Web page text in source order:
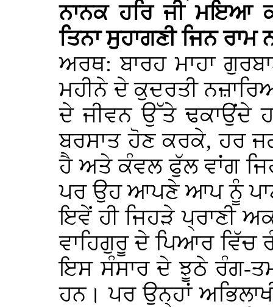
ਨਾਨਕ ਹਰਿ ਜੀ ਮਇਆ
ਤਿਨਾ ਸੁਹਾਗਣੀ ਜਿਨ ਰਾਮ
ਅਰਥ: ਬਾਰਹ ਮਾਹਾ
ਮਹੀਨੇ ਦੇ ਕੁਦਰਤੀ
ਦੇ ਜੀਵਨ ਉੱਤੇ ਢਕਾਉਂਦੇ
ਬਰਸਾਤ ਹੋਣ ਕਰਕੇ, ਹਰ
ਹੈ ਅਤੇ ਕੰਵਲ ਫੁੱਲ ਵਾਂਗ
ਪਰ ਉਹ ਆਪਣੇ ਆਪ ਨੂੰ
ਇਵੇਂ ਹੀ ਜਿਹੜੇ ਪ੍ਰਾਣੀ
ਵਾਹਿਗੁਰੂ ਦੇ ਪਿਆਰ ਵਿੱਚ
ਇਸ ਸੰਸਾਰ ਦੇ ਝੂਠੇ ਰੰਗ-
ਹਨ। ਪਰ ਉਨ੍ਹਾਂ